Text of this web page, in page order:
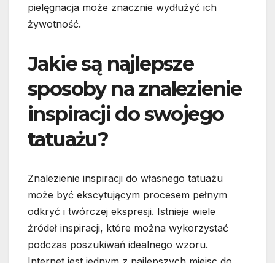
pielęgnacja może znacznie wydłużyć ich
żywotność.
Jakie są najlepsze
sposoby na znalezienie
inspiracji do swojego
tatuażu?
Znalezienie inspiracji do własnego tatuażu
może być ekscytującym procesem pełnym
odkryć i twórczej ekspresji. Istnieje wiele
źródeł inspiracji, które można wykorzystać
podczas poszukiwań idealnego wzoru.